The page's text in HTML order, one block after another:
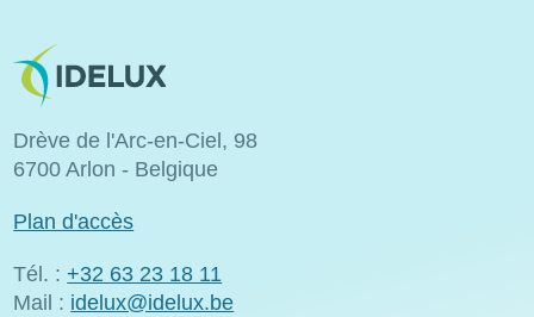
Image
Drève de l'Arc-en-Ciel, 98
6700 Arlon - Belgique
Plan d'accès
Tél. : +32 63 23 18 11
Mail : idelux@idelux.be